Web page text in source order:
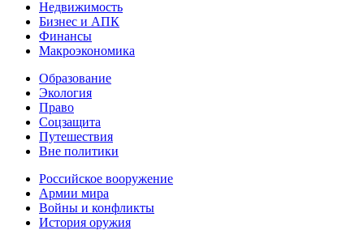
Недвижимость
Бизнес и АПК
Финансы
Макроэкономика
Образование
Экология
Право
Соцзащита
Путешествия
Вне политики
Российское вооружение
Армии мира
Войны и конфликты
История оружия